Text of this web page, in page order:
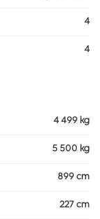
4
4
4 499 kg
5 500 kg
899 cm
227 cm